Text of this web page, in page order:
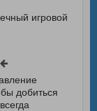
игровой
добиться